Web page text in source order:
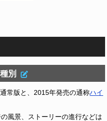
別
常版と、2015年発売の通称ハイ
風景、ストーリーの進行などは